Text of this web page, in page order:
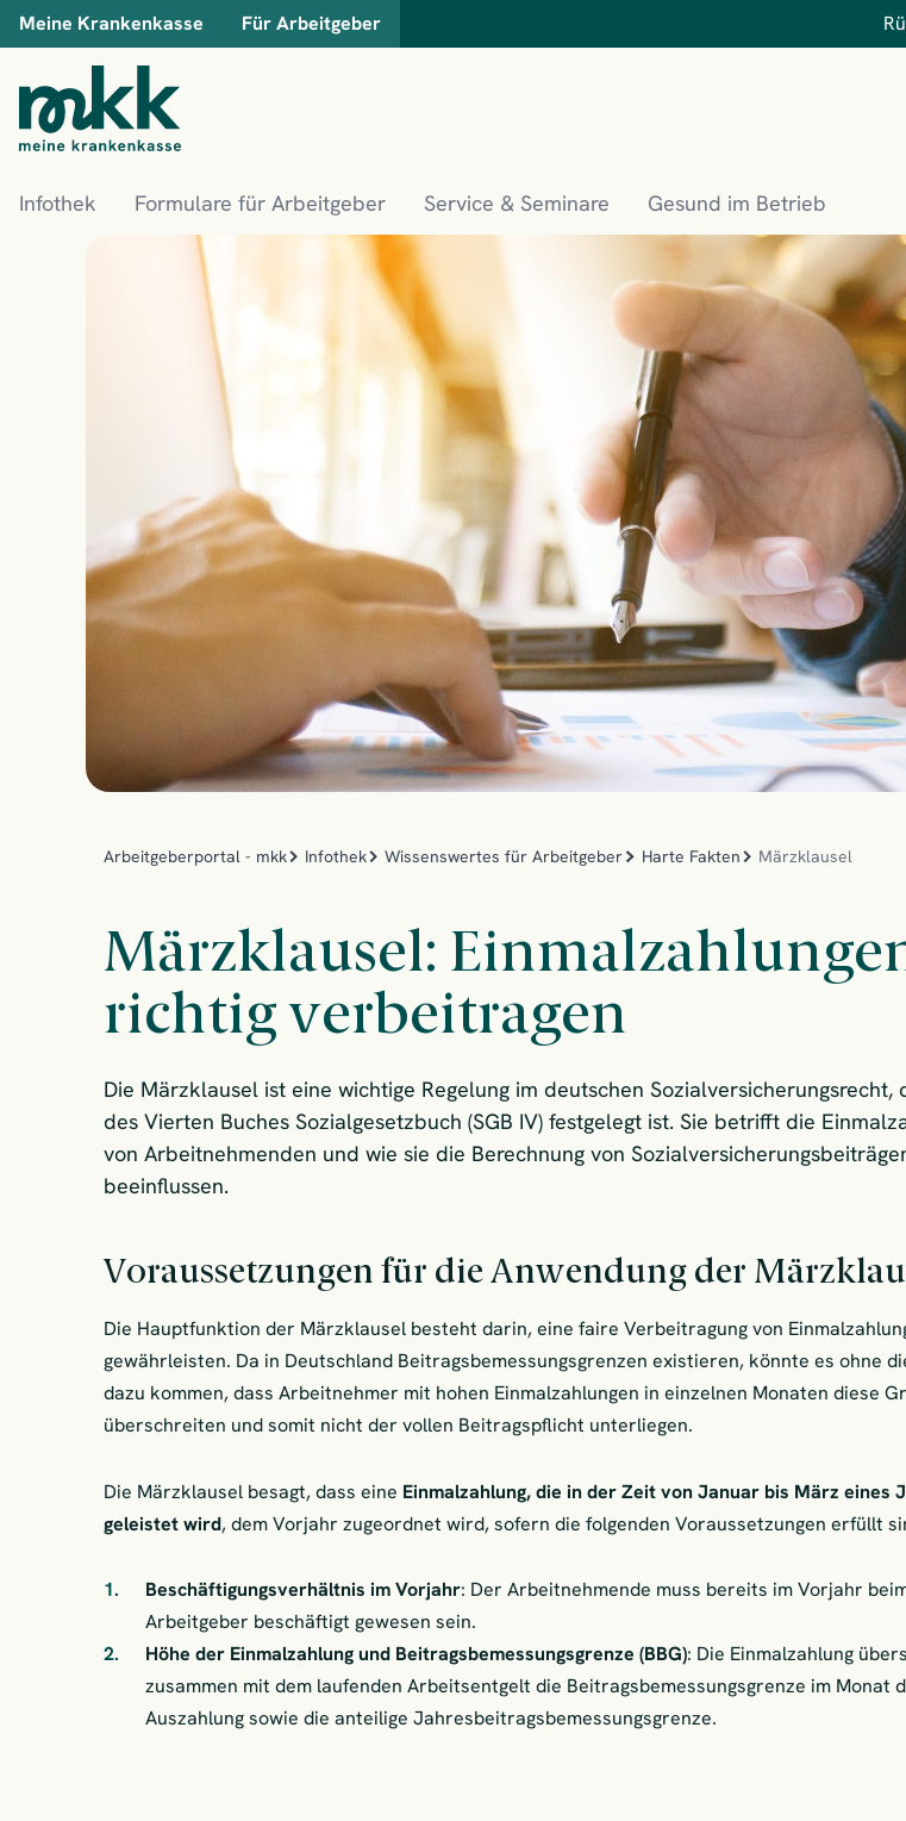
Meine Krankenkasse Für Arbeitgeber
Infothek Formulare für Arbeitgeber Service & Seminare Gesund im Betrieb
Arbeitgeberportal - mkk Infothek Wissenswertes für Arbeitgeber Harte Fakten Märzklausel
Märzklausel:
richtig verbeitragen
Die Märzklausel ist eine wichtige Regelung im deutschen Sozialversicherungsrecht,
des Vierten Buches Sozialgesetzbuch (SGB IV) festgelegt ist. Sie betrifft die
von Arbeitnehmenden und wie sie die Berechnung von
beeinflussen.
Voraussetzungen für die Anwendung der
Die Hauptfunktion der Märzklausel besteht darin, eine faire Verbeitragung von
gewährleisten. Da in Deutschland Beitragsbemessungsgrenzen existieren, könnte es ohne
dazu kommen, dass Arbeitnehmer mit hohen Einmalzahlungen in einzelnen Monaten diese
überschreiten und somit nicht der vollen Beitragspflicht unterliegen.
Die Märzklausel besagt, dass eine Einmalzahlung, die in der Zeit von Januar bis März eines
geleistet wird, dem Vorjahr zugeordnet wird, sofern die folgenden Voraussetzungen erfüllt
Beschäftigungsverhältnis im Vorjahr: Der Arbeitnehmende muss bereits im Vorjahr
Arbeitgeber beschäftigt gewesen sein.
Höhe der Einmalzahlung und Beitragsbemessungsgrenze (BBG): Die Einmalzahlung
zusammen mit dem laufenden Arbeitsentgelt die Beitragsbemessungsgrenze im Monat
Auszahlung sowie die anteilige Jahresbeitragsbemessungsgrenze.